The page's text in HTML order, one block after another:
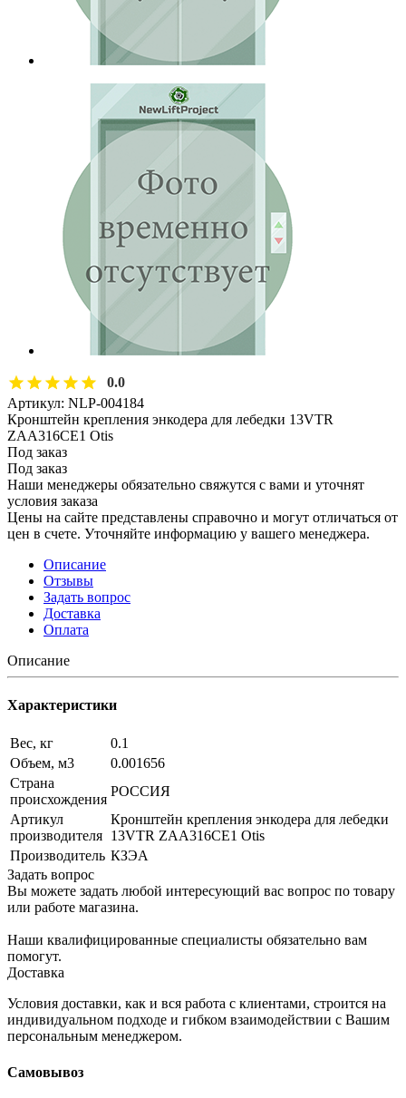
0.0
Артикул: NLP-004184
Кронштейн крепления энкодера для лебедки 13VTR
ZAA316CE1 Otis
Под заказ
Под заказ
Наши менеджеры обязательно свяжутся с вами и уточнят
условия заказа
Цены на сайте представлены справочно и могут отличаться от
цен в счете. Уточняйте информацию у вашего менеджера.
Описание
Отзывы
Задать вопрос
Доставка
Оплата
Описание
Характеристики
Вес, кг
0.1
Объем, м3
0.001656
Страна
происхождения
РОССИЯ
Артикул
производителя
Кронштейн крепления энкодера для лебедки
13VTR ZAA316CE1 Otis
Производитель КЗЭА
Задать вопрос
Вы можете задать любой интересующий вас вопрос по товару
или работе магазина.
Наши квалифицированные специалисты обязательно вам
помогут.
Доставка
Условия доставки, как и вся работа с клиентами, строится на
индивидуальном подходе и гибком взаимодействии с Вашим
персональным менеджером.
Самовывоз